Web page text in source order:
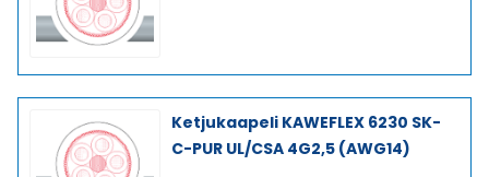
Ketjukaapeli KAWEFLEX 6230 SK-
C-PUR UL/CSA 4G2,5 (AWG14)